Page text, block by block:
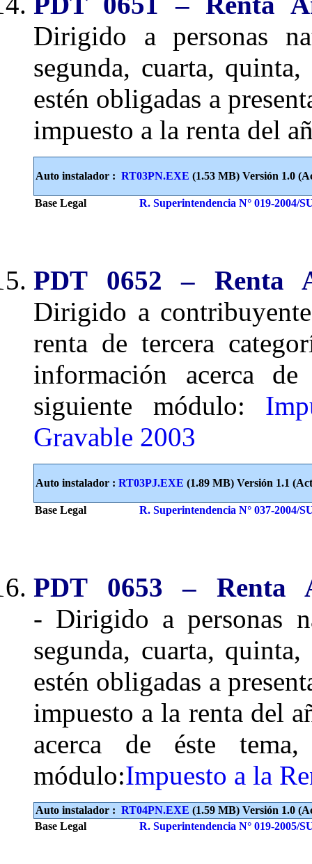
Dirigido a personas
segunda, cuarta,
estén obligadas a
impuesto a la renta del
Auto instalador : RT03PN.EXE (1.53 MB) Versión 1.0
Base Legal R. Superintendencia N° 019-2004/
PDT 0652 – Renta
Dirigido a
renta de tercera
información acerca
siguiente módulo:
Gravable 2003
Auto instalador : RT03PJ.EXE (1.89 MB) Versión 1.1
Base Legal R. Superintendencia N° 037-2004/
PDT 0653 – Renta
- Dirigido a personas
segunda, cuarta,
estén obligadas a
impuesto a la renta del
acerca de éste
módulo:Impuesto a la
Auto instalador : RT04PN.EXE (1.59 MB) Versión 1.0
Base Legal
R. Superintendencia N° 019-2005/